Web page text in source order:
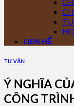
LIÊN HỆ
TƯ VẤN
Ý NGHĨA
CÔNG